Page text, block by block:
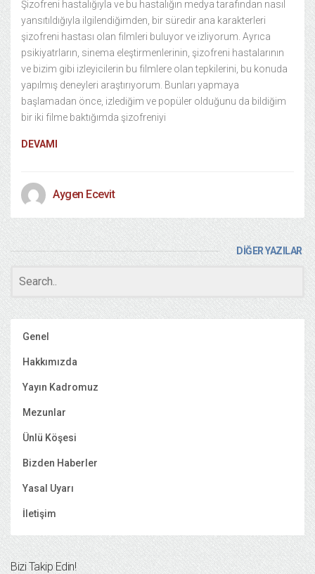
Şizofreni hastalığıyla ve bu hastalığın medya tarafından nasıl
yansıtıldığıyla ilgilendiğimden, bir süredir ana karakterleri
şizofreni hastası olan filmleri buluyor ve izliyorum. Ayrıca
psikiyatrların, sinema eleştirmenlerinin, şizofreni hastalarının
ve bizim gibi izleyicilerin bu filmlere olan tepkilerini, bu konuda
yapılmış deneyleri araştırıyorum. Bunları yapmaya
başlamadan önce, izlediğim ve popüler olduğunu da bildiğim
bir iki filme baktığımda şizofreniyi
DEVAMI
Aygen Ecevit
DİĞER YAZILAR
Genel
Hakkımızda
Yayın Kadromuz
Mezunlar
Ünlü Köşesi
Bizden Haberler
Yasal Uyarı
İletişim
Bizi Takip Edin!